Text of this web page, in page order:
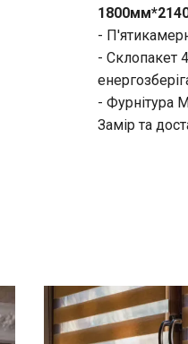
-
- Склопакет
- Фурнітура
Замір та